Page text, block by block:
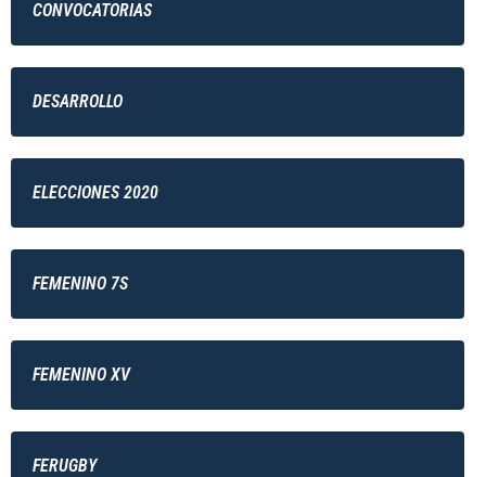
CONVOCATORIAS
DESARROLLO
ELECCIONES 2020
FEMENINO 7S
FEMENINO XV
FERUGBY